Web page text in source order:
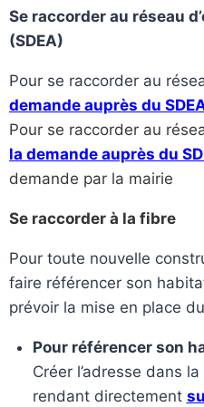
Se raccorder au réseau
(SDEA)
Pour se raccorder au
demande auprès du
Pour se raccorder au
la demande auprès du
demande par la mairie
Se raccorder à la fibre
Pour toute nouvelle
faire référencer son
prévoir la mise en place
Pour référencer son
Créer l’adresse dans
rendant directement